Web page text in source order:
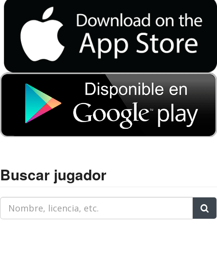
Buscar jugador